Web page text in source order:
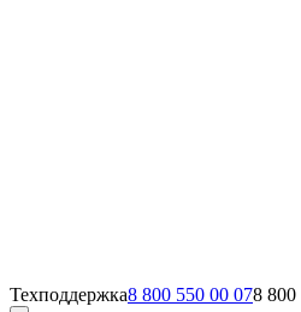
Техподдержка8 800 550 00 078 800